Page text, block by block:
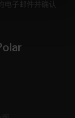
电子邮件并确认